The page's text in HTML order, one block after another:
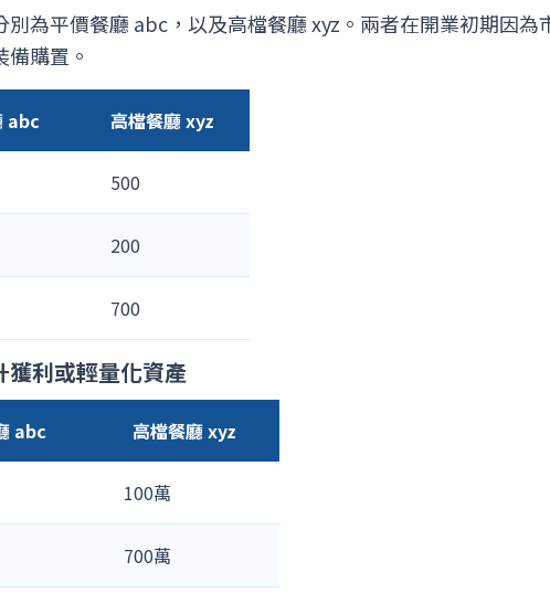
為平價餐廳 abc，以及高檔餐廳 xyz。兩者在開業初期因為
購置。
abc 高檔餐廳 xyz
500
200
700
獲利或輕量化資產
abc 高檔餐廳 xyz
100萬
700萬